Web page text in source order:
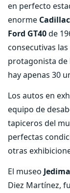
en perfecto
enorme
Ford GT40de
consecutivas
protagonista de
hay apenas 30
Los autos en
equipo de
tapiceros del
perfectas
otras
El museo
Diez Martínez,